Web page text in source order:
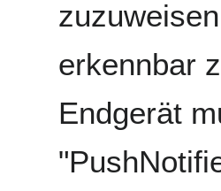
erkennbar
Endgerät